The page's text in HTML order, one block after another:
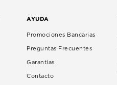
AYUDA
Promociones Bancarias
Preguntas Frecuentes
Garantías
Contacto